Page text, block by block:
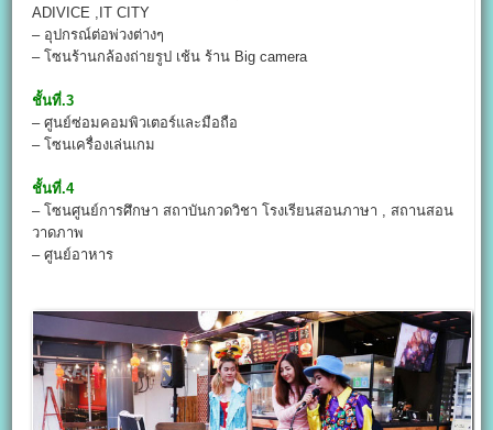
ADIVICE ,IT CITY
– อุปกรณ์ต่อพ่วงต่างๆ
– โซนร้านกล้องถ่ายรูป เช้น ร้าน Big camera
ชั้นที่.3
– ศูนย์ซ่อมคอมพิวเตอร์และมือถือ
– โซนเครื่องเล่นเกม
ชั้นที่.4
– โซนศูนย์การศึกษา สถาบันกวดวิชา โรงเรียนสอนภาษา , สถานสอน
วาดภาพ
– ศูนย์อาหาร